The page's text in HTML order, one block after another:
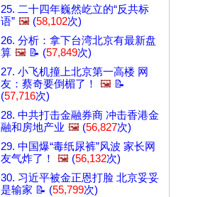
25. 二十四年巍然屹立的“反共标
语” 🖼️ (58,102次)
26. 分析：拿下台湾北京有最新盘
算 🖼️ 📝 (57,849次)
27. 小飞机撞上北京第一高楼 网
友：蔡奇要倒楣了！
🖼️ 📝
(57,716次)
28. 中共打击金融券商 冲击香港金
融和房地产业 🖼️ (56,827次)
29. 中国爆“毒纸尿裤”风波 家长网
友气炸了！
🖼️ (56,132次)
30. 习近平被金正恩打脸 北京妥妥
是输家 📝 (55,799次)